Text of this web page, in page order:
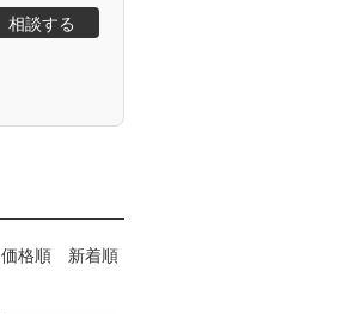
相談する
価格順 新着順